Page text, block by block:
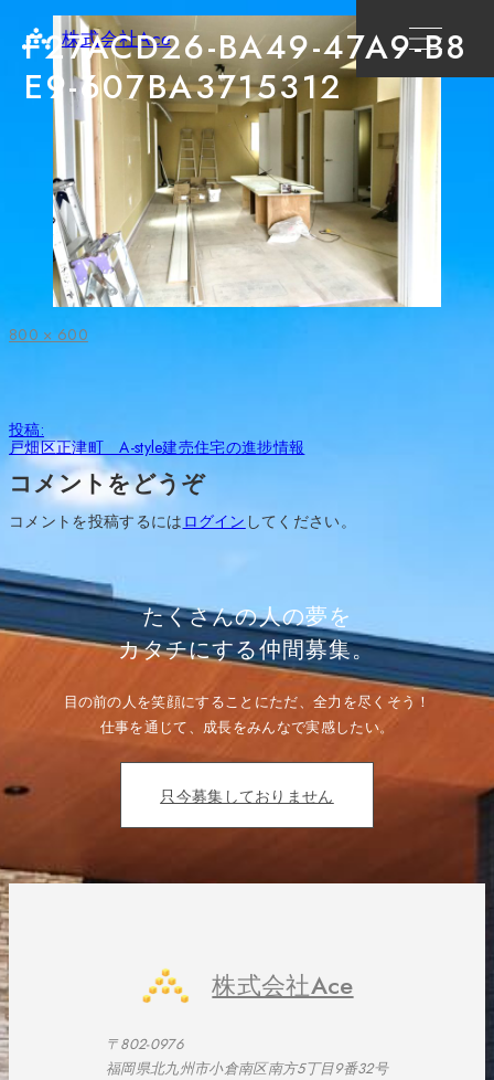
株式会社Ace
F27ACD26-BA49-47A9-B8
E9-607BA3715312
フ
800 × 600
投
稿
ナ
ビ
ゲ
ー
シ
ン
投稿:
戸畑区正津町 A-style建売住宅の進捗情報
コメントをどうぞ
コメントを投稿するには ログイン してください。
たくさんの人の夢を
カタチにする仲間募集。
目の前の人を笑顔にすることにただ、全力を尽くそう！
仕事を通じて、成長をみんなで実感したい。
只今募集しておりません
株式会社Ace
〒802-0976
福岡県北九州市小倉南区南方5丁目9番32号